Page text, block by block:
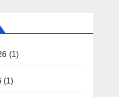
(1)
(1)